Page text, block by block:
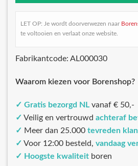
LET OP: Je wordt doorverwezen naar
te voltooien en verlaat onze website.
Fabrikantcode: AL000030
Waarom kiezen voor Borenshop?
✓ Gratis bezorgd NL vanaf € 50,-
✓ Veilig en vertrouwd achteraf
✓ Meer dan 25.000 tevreden
✓ Voor 12:00 besteld, vandaag
✓ Hoogste kwaliteit boren